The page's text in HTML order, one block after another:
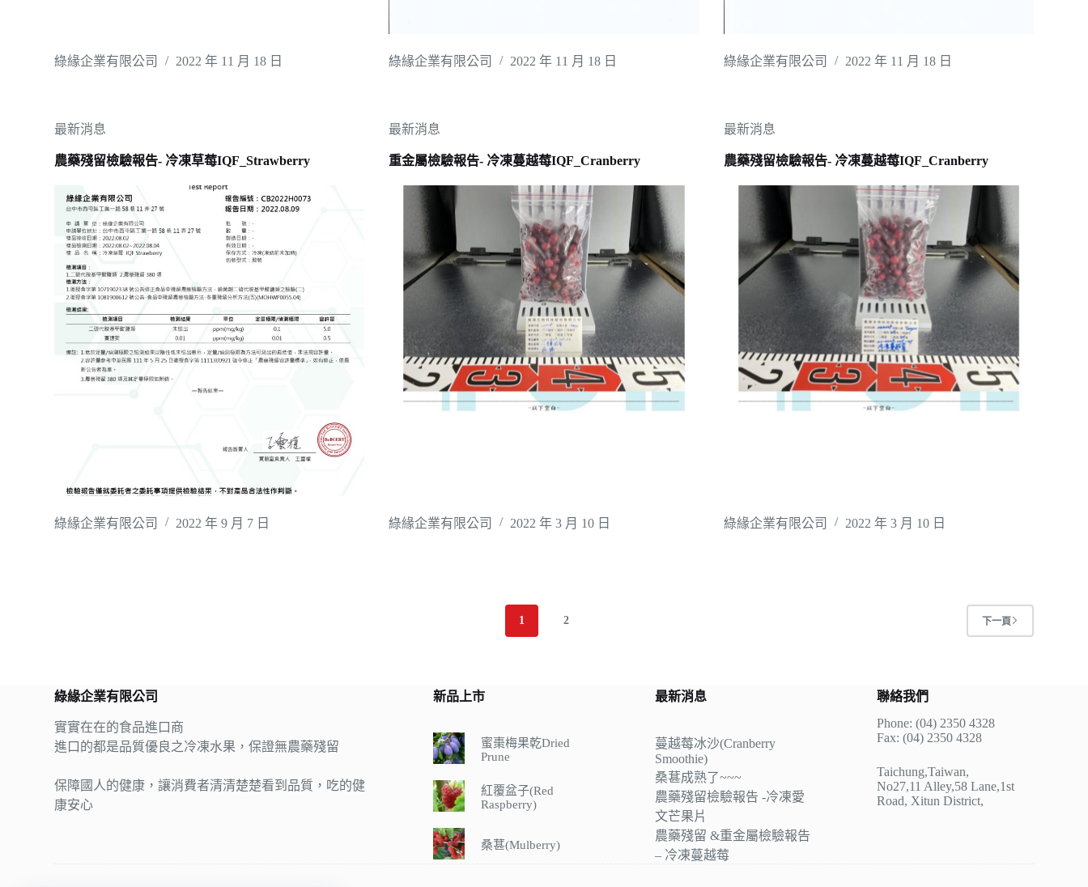
綠緣企業有限公司 2022 年 11 月 18 日 綠緣企業有限公司 2022 年 11 月 18 日 綠緣企業有限公司 2022 年 11 月 18 日
最新消息
農藥殘留檢驗報告- 冷凍草莓IQF_Strawberry
綠緣企業有限公司 2022 年 9 月 7 日
最新消息
重金屬檢驗報告- 冷凍蔓越莓IQF_Cranberry
綠緣企業有限公司 2022 年 3 月 10 日
最新消息
農藥殘留檢驗報告- 冷凍蔓越莓IQF_Cranberry
綠緣企業有限公司 2022 年 3 月 10 日
1 2 下一頁
綠緣企業有限公司
實實在在的食品進口商
進口的都是品質優良之冷凍水果，保證無農藥殘留
保障國人的健康，讓消費者清清楚楚看到品質，吃的健
康安心
新品上市
蜜棗梅果乾Dried
Prune
紅覆盆子(Red
Raspberry)
桑葚(Mulberry)
最新消息
蔓越莓冰沙(Cranberry
Smoothie)
桑葚成熟了~~~
農藥殘留檢驗報告 -冷凍愛
文芒果片
農藥殘留 &重金屬檢驗報告
– 冷凍蔓越莓
聯絡我們
Phone: (04) 2350 4328
Fax: (04) 2350 4328
Taichung,Taiwan,
No27,11 Alley,58 Lane,1st
Road, Xitun District,